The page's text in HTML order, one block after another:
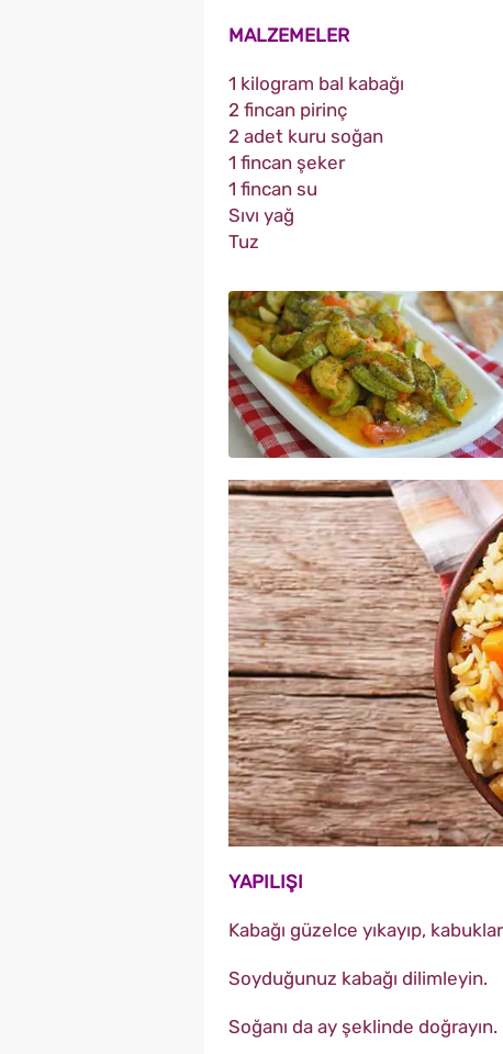
MALZEMELER
1 kilogram bal kabağı
2 fincan pirinç
2 adet kuru soğan
1 fincan şeker
1 fincan su
Sıvı yağ
Tuz
YAPILIŞI
Kabağı güzelce yıkayıp,
Soyduğunuz kabağı dilimleyin.
Soğanı da ay şeklinde doğrayın.